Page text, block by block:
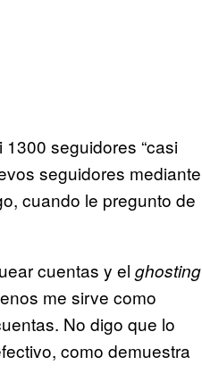
seguidores “casi
seguidores mediante
cuando le pregunto de
cuentas y el ghosting
me sirve como
No digo que lo
como demuestra